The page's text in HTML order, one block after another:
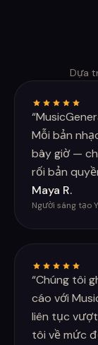
Dựa
“
Mỗi bản
bây giờ —
rối bản
Maya R.
Người sáng tạo
“Chúng tôi
cáo với
liên tục
tôi về mức